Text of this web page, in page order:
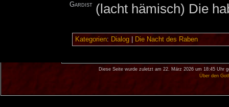
Gardist (lacht hämisch) Die
Kategorien: Dialog| Die Nacht des Raben
Diese Seite wurde zuletzt am 22. März 2026 um 18:45 Uhr
Über den